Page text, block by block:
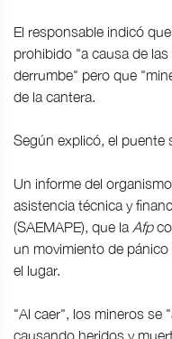
El responsable indicó
prohibido "a causa de
derrumbe" pero que
de la cantera.
Según explicó, el puente
Un informe del
asistencia técnica y
(SAEMAPE), que la Afp
un movimiento de
el lugar.
"Al caer", los mineros se
causando heridos y